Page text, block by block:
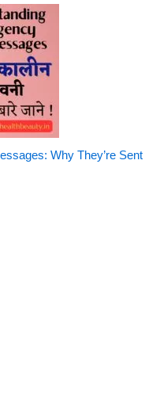
Why They’re Sent